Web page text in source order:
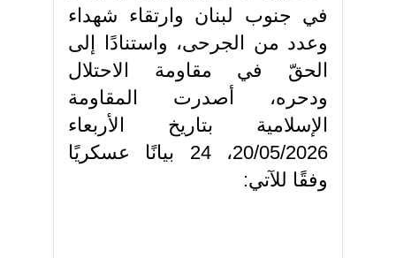
في جنوب لبنان وارتقاء شهداء
وعدد من الجرحى، واستنادًا إلى
الحقّ في مقاومة الاحتلال
ودحره، أصدرت المقاومة
الإسلامية بتاريخ الأربعاء
20/05/2026، 24 بيانًا عسكريًا
وفقًا للآتي: